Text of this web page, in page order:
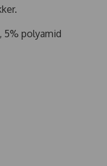
5% polyamid